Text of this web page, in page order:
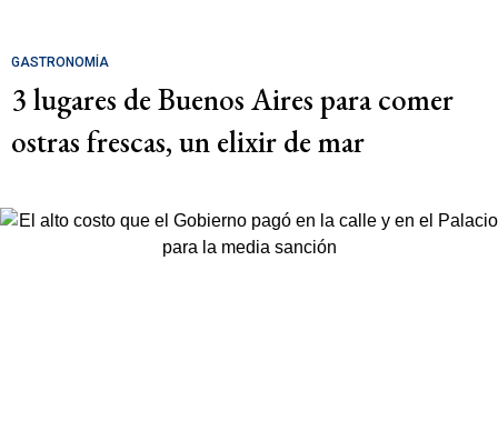
GASTRONOMÍA
3 lugares de Buenos Aires para comer
ostras frescas, un elixir de mar